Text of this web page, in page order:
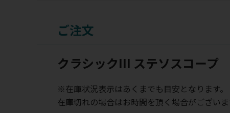
ご注文
クラシックIII ステソスコープ
※在庫状況表示はあくまでも目安となります。
在庫切れの場合はお時間を頂く場合がござい